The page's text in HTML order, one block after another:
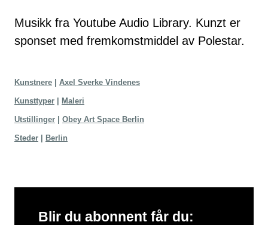
Musikk fra Youtube Audio Library. Kunzt er
sponset med fremkomstmiddel av Polestar.
Kunstnere Axel Sverke Vindenes
Kunsttyper Maleri
Utstillinger Obey Art Space Berlin
Steder Berlin
Blir du abonnent får du: